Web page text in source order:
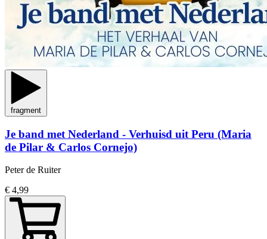
fragment
Je band met Nederland - Verhuisd uit Peru (Maria
de Pilar & Carlos Cornejo)
Peter de Ruiter
€ 4,99